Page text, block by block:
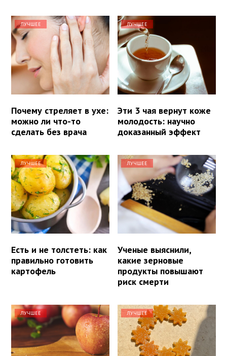
ЛУЧШЕЕ
Почему стреляет в ухе:
можно ли что-то
сделать без врача
ЛУЧШЕЕ
Эти 3 чая вернут коже
молодость: научно
доказанный эффект
ЛУЧШЕЕ
Есть и не толстеть: как
правильно готовить
картофель
ЛУЧШЕЕ
Ученые выяснили,
какие зерновые
продукты повышают
риск смерти
ЛУЧШЕЕ ЛУЧШЕЕ